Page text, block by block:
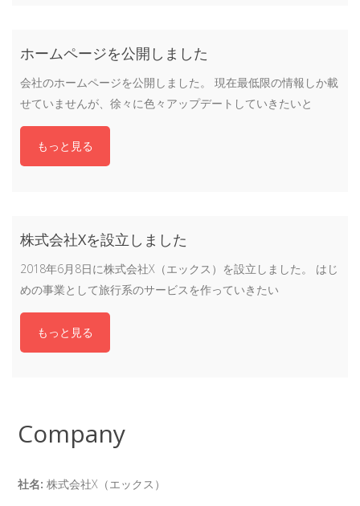
ホームページを公開しました
会社のホームページを公開しました。 現在最低限の情報しか載
せていませんが、徐々に色々アップデートしていきたいと
もっと見る
株式会社Xを設立しました
2018年6月8日に株式会社X（エックス）を設立しました。 はじ
めの事業として旅行系のサービスを作っていきたい
もっと見る
Company
社名:株式会社X（エックス）